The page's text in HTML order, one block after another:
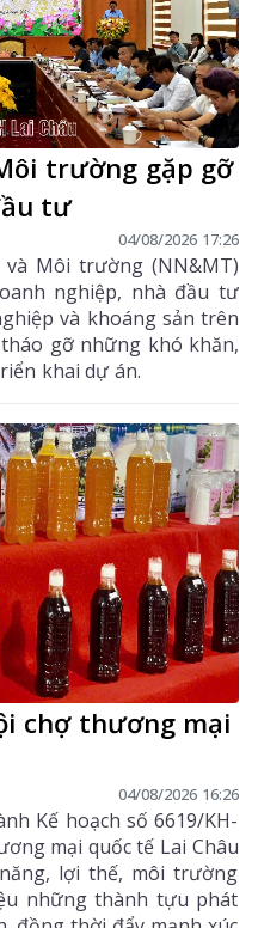
trường gặp gỡ
tư
04/08/2026 17:26
Môi trường (NN&MT)
nghiệp, nhà đầu tư
và khoáng sản trên
gỡ những khó khăn,
khai dự án.
chợ thương mại
04/08/2026 16:26
Kế hoạch số 6619/KH-
mại quốc tế Lai Châu
lợi thế, môi trường
những thành tựu phát